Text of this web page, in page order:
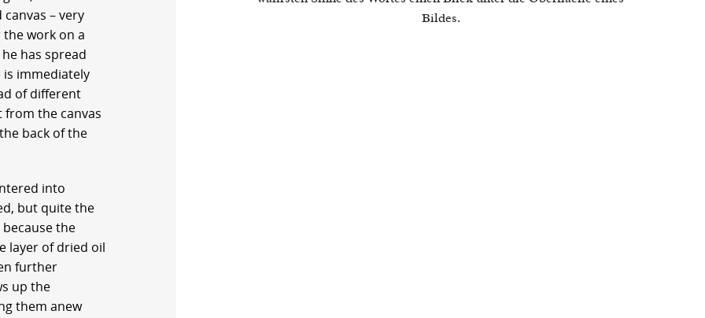
– very
the work on a
has spread
immediately
of different
from the canvas
back of the
into
but quite the
the
layer of dried oil
further
up the
them anew
Bildes.